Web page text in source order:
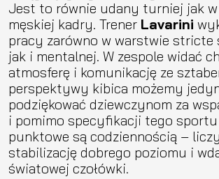
Jest to równie udany turniej jak
męskiej kadry. Trener Lavarini
pracy zarówno w warstwie stricte
jak i mentalnej. W zespole widać
atmosferę i komunikację ze
perspektywy kibica możemy
podziękować dziewczynom za
i pomimo specyfikacji tego
punktowe są codziennością –
stabilizację dobrego poziomu i
światowej czołówki.